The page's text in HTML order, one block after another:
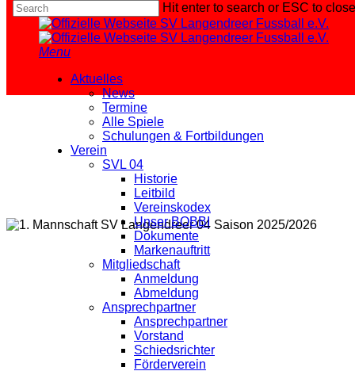
Skip
content
Hit enter to search or ESC to close
Close
Search
Menu
Aktuelles
News
Termine
Alle Spiele
Schulungen & Fortbildungen
Verein
SVL 04
Historie
Leitbild
Vereinskodex
Unser BOBBI
Dokumente
Markenauftritt
Mitgliedschaft
Anmeldung
Abmeldung
Ansprechpartner
Ansprechpartner
Vorstand
Schiedsrichter
Förderverein
Ansprechpartner Tabelle
Nächsten
Vereinsleben 04 Jugendnews
Vereinsleben 04 Jugendnews
04 Jugendnews Vereinsleben